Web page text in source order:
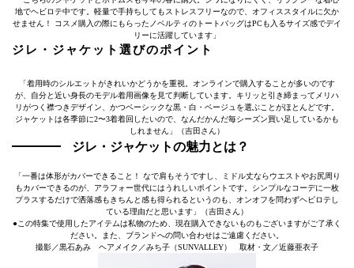
地でヘビロテ中です。軽量で手持ちしてもストレスフリーなので、オフィススタイルに欠か
せません！ コスメ購入の際にもらったノベルティのトートバッグはPCも入るサイズ感でデイ
リーに活躍しています」
ジレ・ジャケット選びのポイント
「着用時のシルエットがきれいかどうかを重視。オンラインで購入することが多いのです
が、自分と近い身長のモデル着用画像を見て判断しています。キリッと引き締まってメリハ
リがつく襟つきデザイン、かつベーシックな黒・白・ベージュを選ぶことがほとんどです。
ジャケットは各季節に2〜3着着回したいので、なんだかんだ毎シーズン買い足しているかも
しれません」（吉田さん）
ジレ・ジャケットの魅力とは？
「一番は体形がカバーできること！ なで肩もそうですし、ミドル丈ならウエストやお尻周り
もカバーできるのが、アラフォー世代にはうれしいポイントです。シンプルなコーデに一枚
プラスするだけで洒落感もきちんと感も得られるというのも、オンオフを問わずヘビロテし
ている理由だと思います」（吉田さん）
●この特集で使用したアイテムは私物のため、現在購入できないものもございますがご了承く
ださい。また、ブランドへの問い合わせはご遠慮ください。
撮影／黒石あみ ヘアメイク／みち子（SUNVALLEY） 取材・文／近藤亜衣子